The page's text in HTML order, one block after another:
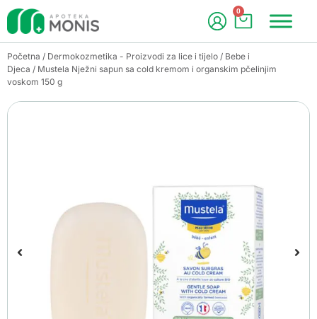
0
Početna / Dermokozmetika - Proizvodi za lice i tijelo / Bebe i
Djeca / Mustela Nježni sapun sa cold kremom i organskim pčelinjim
voskom 150 g